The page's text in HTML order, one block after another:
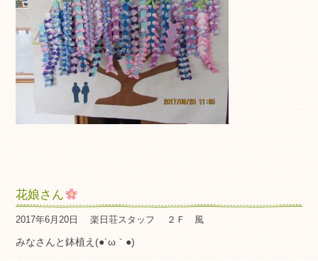
花娘さん
2017年6月20日 楽日荘スタッフ ２Ｆ 風
みなさんと鉢植え(●´ω｀●)